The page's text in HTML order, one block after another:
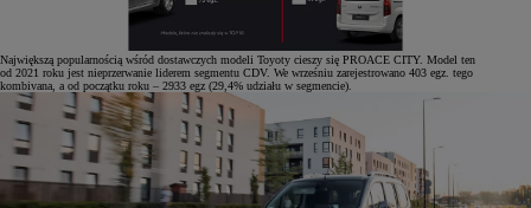
Największą popularnością wśród dostawczych modeli Toyoty cieszy się PROACE CITY. Model ten
od 2021 roku jest nieprzerwanie liderem segmentu CDV. We wrześniu zarejestrowano 403 egz. tego
kombivana, a od początku roku – 2933 egz (29,4% udziału w segmencie).